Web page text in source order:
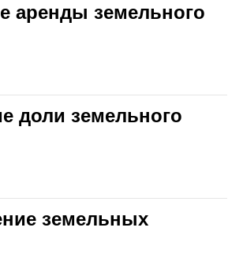
аренды земельного
доли земельного
земельных